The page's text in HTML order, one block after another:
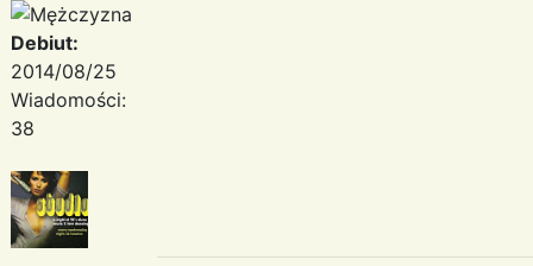
Debiut:
2014/08/25
Wiadomości:
38